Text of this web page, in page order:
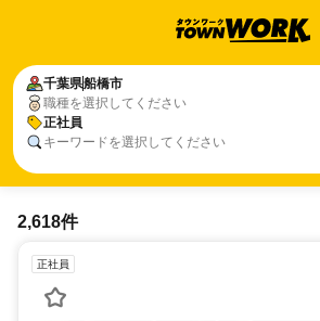
千葉県船橋市
職種を選択してください
正社員
キーワードを選択してください
2,618件
正社員